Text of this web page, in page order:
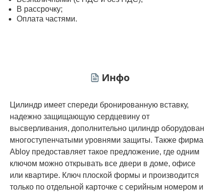
В рассрочку;
Оплата частями.
Инфо
Цилиндр имеет спереди бронированную вставку,
надежно защищающую сердцевину от
высверливания, дополнительно цилиндр оборудован
многоступенчатыми уровнями защиты. Также фирма
Abloy предоставляет такое предложение, где одним
ключом можно открывать все двери в доме, офисе
или квартире. Ключ плоской формы и производится
только по отдельной карточке с серийным номером и